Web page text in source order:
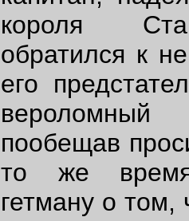
короля
обратился к
его
пообещав
то же
гетману о том,